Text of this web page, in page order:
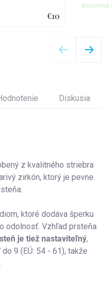
€10
Diskusia
z kvalitného striebra
zirkón, ktorý je pevne
ktoré dodáva šperku
odolnosť. Vzhľad prsteňa
je tiež nastaviteľný,
9 (EÚ: 54 - 61), takže